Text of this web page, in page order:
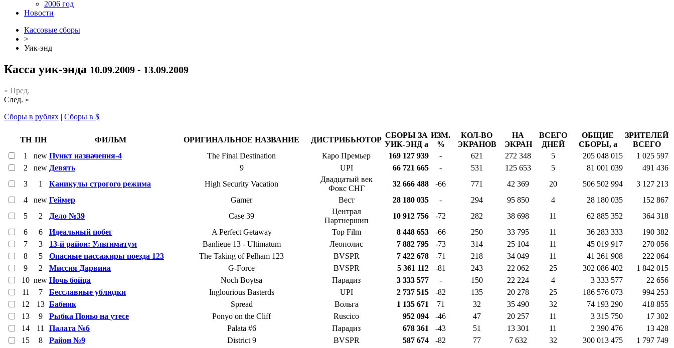
2006 год
Новости
Кассовые сборы
>
Уик-энд
Касса уик-энда 10.09.2009 - 13.09.2009
« Пред.
След. »
Сборы в рублях | Сборы в $
ТН ПН ФИЛЬМ ОРИГИНАЛЬНОЕ НАЗВАНИЕ ДИСТРИБЬЮТОР
СБОРЫ ЗА
УИК-ЭНД a
ИЗМ.
%
КОЛ-ВО
ЭКРАНОВ
НА
ЭКРАН
ВСЕГО
ДНЕЙ
ОБЩИЕ
СБОРЫ, a
ЗРИТЕЛЕЙ
ВСЕГО
1
new Пункт назначения-4 The Final Destination Каро Премьер 169 127 939 - 621 272 348 5 205 048 015
1 025 597
2
new Девять 9 UPI 66 721 665 - 531 125 653 5 81 001 039
491 436
3
1 Каникулы строгого режима High Security Vacation
Двадцатый век
Фокс СНГ
32 666 488 -66 771 42 369 20 506 502 994
3 127 213
4
new Геймер Gamer Вест 28 180 035 - 294 95 850 4 28 180 035
152 867
5
2 Дело №39 Case 39
Централ
Партнершип
10 912 756 -72 282 38 698 11 62 885 352
364 318
6
6 Идеальный побег A Perfect Getaway Top Film 8 448 653 -66 250 33 795 11 36 283 333
190 382
7
3 13-й район: Ультиматум Banlieue 13 - Ultimatum Леополис 7 882 795 -73 314 25 104 11 45 019 917
270 056
8
5 Опасные пассажиры поезда 123 The Taking of Pelham 123 BVSPR 7 422 678 -71 218 34 049 11 41 261 908
222 064
9
2 Миссия Дарвина G-Force BVSPR 5 361 112 -81 243 22 062 25 302 086 402
1 842 015
10 new Ночь бойца Noch Boytsa Парадиз 3 333 577 - 150 22 224 4 3 333 577
22 656
11
7 Бесславные ублюдки Inglourious Basterds UPI 2 737 515 -82 135 20 278 25 186 576 073
994 253
12
13 Бабник Spread Вольга 1 135 671 71 32 35 490 32 74 193 290
418 855
13
9 Рыбка Поньо на утесе Ponyo on the Cliff Ruscico 952 094 -46 47 20 257 11 3 315 750
17 302
14
11 Палата №6 Palata #6 Парадиз 678 361 -43 51 13 301 11 2 390 476
13 428
15
8 Район №9 District 9 BVSPR 587 674 -82 77 7 632 32 300 013 475
1 797 749